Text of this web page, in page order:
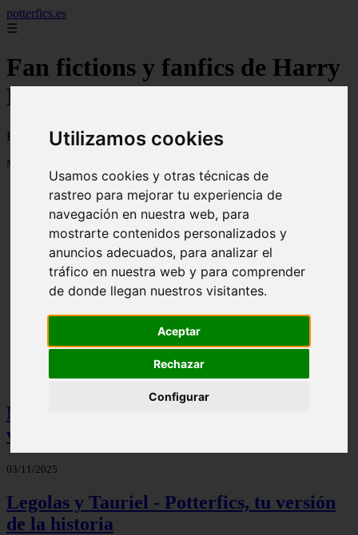
Utilizamos cookies
Usamos cookies y otras técnicas de
rastreo para mejorar tu experiencia de
navegación en nuestra web, para
mostrarte contenidos personalizados y
anuncios adecuados, para analizar el
tráfico en nuestra web y para comprender
de donde llegan nuestros visitantes.
Aceptar
Rechazar
Configurar
potterfics.es
☰
Fan fictions y fanfics de Harry
Potter en Español
Fan fictions y fanfics de Harry Potter en Español
Mostrando 1 - 24 de 3915 artículos
Otra vez - Potterfics, tu versión de la historia
Mis palabras favoritas - Potterfics, tu
versión de la historia
03/11/2025
Legolas y Tauriel - Potterfics, tu versión
de la historia